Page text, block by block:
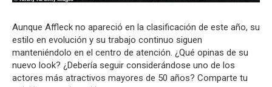
Aunque Affleck no apareció en la clasificación de este año, su
estilo en evolución y su trabajo continuo siguen
manteniéndolo en el centro de atención. ¿Qué opinas de su
nuevo look? ¿Debería seguir considerándose uno de los
actores más atractivos mayores de 50 años? Comparte tu